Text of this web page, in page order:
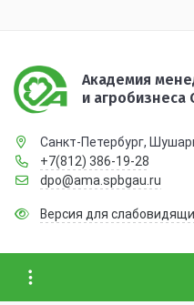
Академия
и агробизнеса
Санкт-Петербург,
+7(812) 386-19-28
dpo@ama.spbgau.ru
Версия для